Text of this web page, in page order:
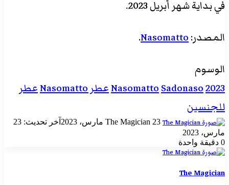
في بداية شهر أبريل 2023.
المصدر:Nasomatto
.
الوسوم
2023
NasomattoSadonaso عطر Nasomatto
عطر
للجنسين
The Magician
أرسل 23 مارس، 2023
آخر تحديث: 23
مارس، 2023
0 دقيقة واحدة
The Magician